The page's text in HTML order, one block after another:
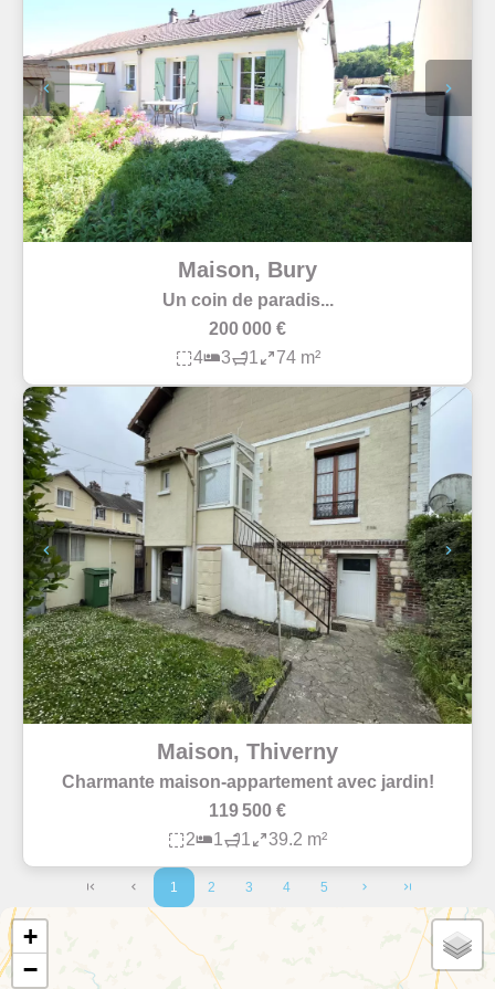
Maison, Bury
Un coin de paradis...
200 000 €
4
3 1 74 m²
Maison, Thiverny
Charmante maison-appartement avec jardin!
119 500 €
2
1 1 39.2 m²
1 2 3 4 5
+
−